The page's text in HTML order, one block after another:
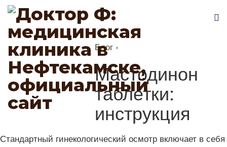
Блог ›
Мастодинон
таблетки:
инструкция
Стандартный гинекологический осмотр включает в себя